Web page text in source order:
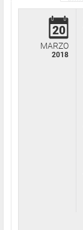
20
MARZO
2018